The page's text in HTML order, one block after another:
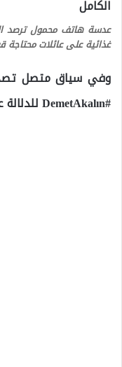
عدسة هاتف محمول ترصد
غذائية على عائلات محتاجة
وفي سياق متصل
#DemetAkalın للدلالة على المغنية التركية ديميت أكالن.